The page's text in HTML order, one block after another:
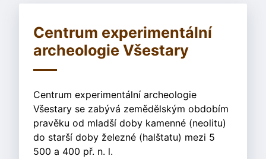
Centrum experimentální
archeologie Všestary
Centrum experimentální archeologie
Všestary se zabývá zemědělským obdobím
pravěku od mladší doby kamenné (neolitu)
do starší doby železné (halštatu) mezi 5
500 a 400 př. n. l.